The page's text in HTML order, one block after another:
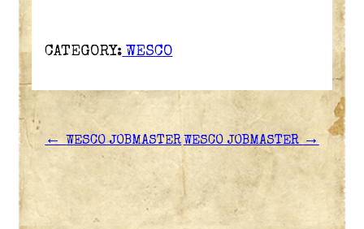
CATEGORY:WESCO
←WESCO JOBMASTER WESCO JOBMASTER →